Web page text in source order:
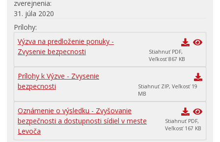
zverejnenia
31. júla 2020
Prílohy
Výzva na predloženie ponuky -
Zvysenie bezpecnosti
Stiahnuť PDF,
Veľkosť 867 KB
Prílohy k Výzve - Zvysenie
bezpecnosti
Stiahnuť ZIP, Veľkosť 19
MB
Oznámenie o výsledku - Zvyšovanie
bezpečnosti a dostupnosti sídiel v meste
Levoča
Stiahnuť PDF,
Veľkosť 167 KB